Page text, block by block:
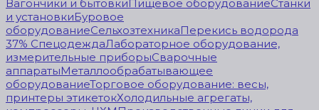
Вагончики и бытовкиПищевое оборудованиеСтанки
и установкиБуровое
оборудованиеСельхозтехникаПерекись водорода
37% СпецодеждаЛабораторное оборудование,
измерительные приборыСварочные
аппаратыМеталлообрабатывающее
оборудованиеТорговое оборудование: весы,
принтеры этикетокХолодильные агрегаты,